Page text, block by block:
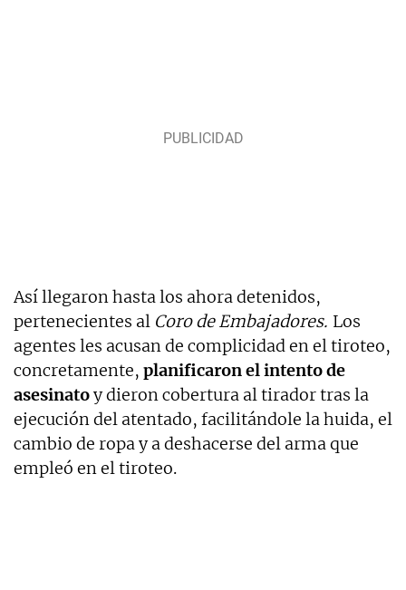
Así llegaron hasta los ahora detenidos,
pertenecientes al Coro de Embajadores. Los
agentes les acusan de complicidad en el tiroteo,
concretamente, planificaron el intento de
asesinatoy dieron cobertura al tirador tras la
ejecución del atentado, facilitándole la huida, el
cambio de ropa y a deshacerse del arma que
empleó en el tiroteo.